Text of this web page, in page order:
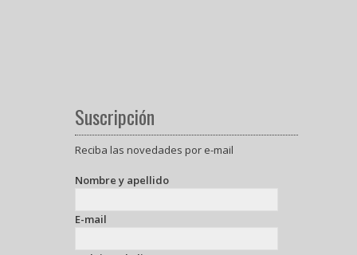
Suscripción
Reciba las novedades por e-mail
Nombre y apellido
E-mail